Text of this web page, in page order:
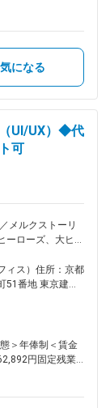
可制度があり、
前提として、自宅
負担になるとい
きます。また、復
あります。働きや
です。 ■独
格した場合、そ
料・技術書の購
きる機会の創出
プロジェクトを立
ば、副業が認めら
している社員も
・能力等を考慮の
■インセンティ
はあくまでも目
気になる
UI/UX）◆代
可
メルクストーリ
ーローズ、大ヒッ
イアウト設計) ・
ーツ、バナー、
サイト、ポスタ
の他開発職が
。年齢・性別問
リーダー職登用
ィス）住所：京都
51番地 東京建物
都線／烏丸駅受
定める事業所
＞年俸制＜賃金
円固定残業